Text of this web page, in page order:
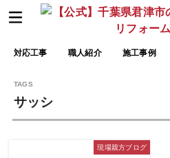
対応工事 職人紹介 施工事例
サッシ
現場親方ブログ